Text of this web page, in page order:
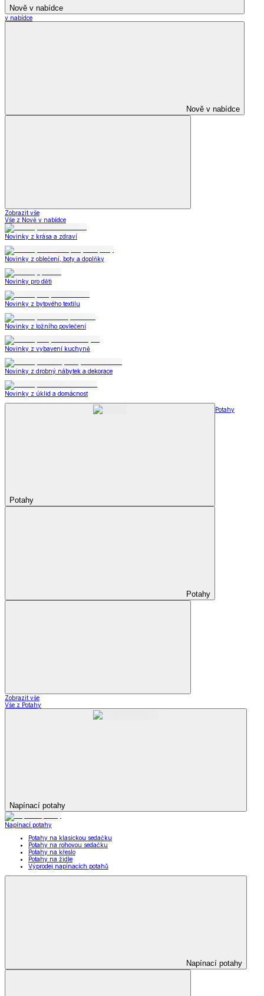
Nově v nabídce
v nabídce
Nově v nabídce
Zobrazit vše
Vše z Nově v nabídce
Novinky z krása a zdraví
Novinky z oblečení, boty a doplňky
Novinky pro děti
Novinky z bytového textilu
Novinky z ložního povlečení
Novinky z vybavení kuchyně
Novinky z drobný nábytek a dekorace
Novinky z úklid a domácnost
Potahy
Potahy
Potahy
Zobrazit vše
Vše z Potahy
Napínací potahy
Napínací potahy
Potahy na klasickou sedačku
Potahy na rohovou sedačku
Potahy na křeslo
Potahy na židle
Výprodej napínacích potahů
Napínací potahy